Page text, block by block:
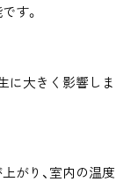
す。
に大きく影響しま
がり、室内の温度